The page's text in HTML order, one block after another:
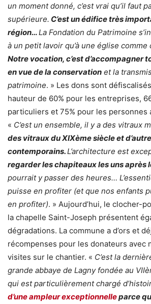
un moment donné, c’est vrai qu’il faut
supérieure. C’est un édifice très
région…La Fondation du Patrimoine
à un petit lavoir qu’à une église comme
Notre vocation, c’est d’accompagner
en vue de la conservation et la
patrimoine. » Les dons sont
hauteur de 60% pour les entreprises,
particuliers et 75% pour les personnes
« C’est un ensemble, il y a des vitraux
des vitraux du XIXème siècle et
contemporains.L’architecture est
regarder les chapiteaux les uns après
pourrait y passer des heures…
puisse en profiter (et que nos enfants
en profiter). » Aujourd’hui, le clocher-
la chapelle Saint-Joseph présentent
dégradations. La commune a d’ors et
récompenses pour les donateurs avec
visites sur le chantier. « C’est la
grande abbaye de Lagny fondée au
qui est particulièrement chargé
d’une ampleur exceptionnelleparce